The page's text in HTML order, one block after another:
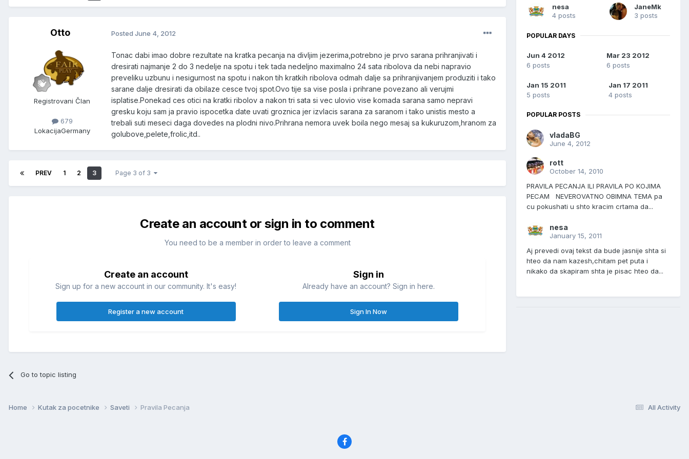
Otto
Registrovani Član
679
LokacijaGermany
Posted June 4, 2012
Tonac dabi imao dobre rezultate na kratka pecanja na divljim jezerima,potrebno je prvo sarana prihranjivati i
dresirati najmanje 2 do 3 nedelje na spotu i tek tada nedeljno maximalno 24 sata ribolova da nebi napravio
preveliku uzbunu i nesigurnost na spotu i nakon tih kratkih ribolova odmah dalje sa prihranjivanjem produziti i tako
sarane dalje dresirati da obilaze cesce tvoj spot.Ovo tije sa vise posla i prihrane povezano ali verujmi
isplatise.Ponekad ces otici na kratki ribolov a nakon tri sata si vec ulovio vise komada sarana samo nepravi
gresku koju sam ja pravio ispocetka date uvati groznica jer izvlacis sarana za saranom i tako unistis mesto a
trebali suti meseci daga dovedes na plodni nivo.Prihrana nemora uvek boila nego mesaj sa kukuruzom,hranom za
golubove,pelete,frolic,itd..
PREV 1 2 3 Page 3 of 3
Create an account or sign in to comment
You need to be a member in order to leave a comment
Create an account
Sign up for a new account in our community. It's easy!
Register a new account
Sign in
Already have an account? Sign in here.
Sign In Now
Go to topic listing
nesa
4 posts
JaneMk
3 posts
POPULAR DAYS
Jun 4 2012
6 posts
Mar 23 2012
6 posts
Jan 15 2011
5 posts
Jan 17 2011
4 posts
POPULAR POSTS
vladaBG
June 4, 2012
rott
October 14, 2010
PRAVILA PECANJA ILI PRAVILA PO KOJIMA
PECAM NEVEROVATNO OBIMNA TEMA pa
cu pokushati u shto kracim crtama da...
nesa
January 15, 2011
Aj prevedi ovaj tekst da bude jasnije shta si
hteo da nam kazesh,chitam pet puta i
nikako da skapiram shta je pisac hteo da...
All Activity
Home Kutak za pocetnike Saveti Pravila Pecanja